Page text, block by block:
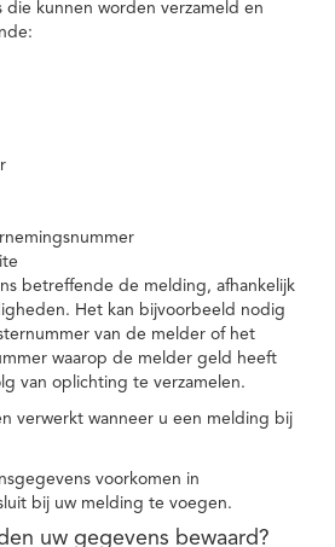
die kunnen worden verzameld en
betreffende de melding, afhankelijk
Het kan bijvoorbeeld nodig
van de melder of het
waarop de melder geld heeft
van oplichting te verzamelen.
verwerkt wanneer u een melding bij
voorkomen in
bij uw melding te voegen.
uw gegevens bewaard?